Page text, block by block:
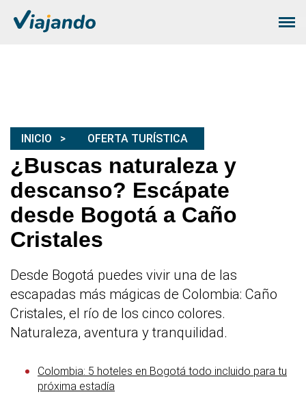
INICIO OFERTA TURÍSTICA
¿Buscas naturaleza y
descanso? Escápate
desde Bogotá a Caño
Cristales
Desde Bogotá puedes vivir una de las
escapadas más mágicas de Colombia: Caño
Cristales, el río de los cinco colores.
Naturaleza, aventura y tranquilidad.
Colombia: 5 hoteles en Bogotá todo incluido para tu
próxima estadía